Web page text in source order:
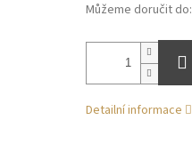
Můžeme doručit do:
Detailní informace